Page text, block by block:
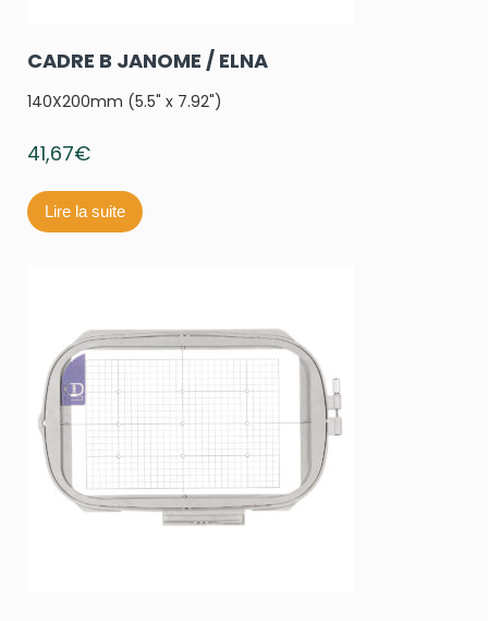
CADRE B JANOME / ELNA
140X200mm (5.5" x 7.92")
41,67€
Lire la suite